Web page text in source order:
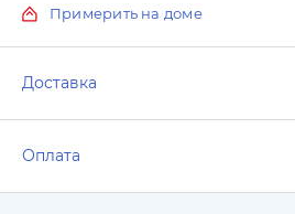
Примерить на доме
Доставка
Оплата